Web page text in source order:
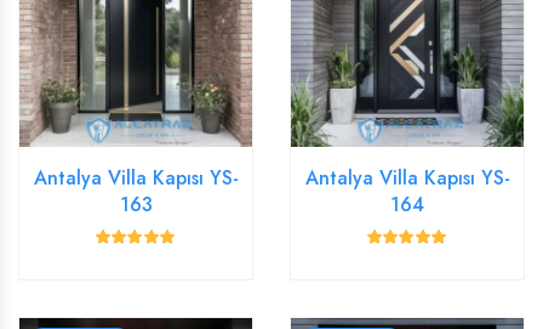
Antalya Villa Kapısı YS-
163
Antalya Villa Kapısı YS-
164